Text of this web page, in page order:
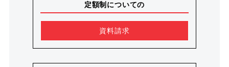
定額制についての
資料請求